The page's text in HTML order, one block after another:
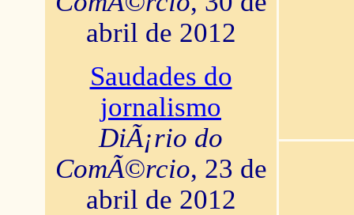
abril de 2012
Saudades do
jornalismo
DiÃ¡rio do
ComÃ©rcio, 23 de
abril de 2012